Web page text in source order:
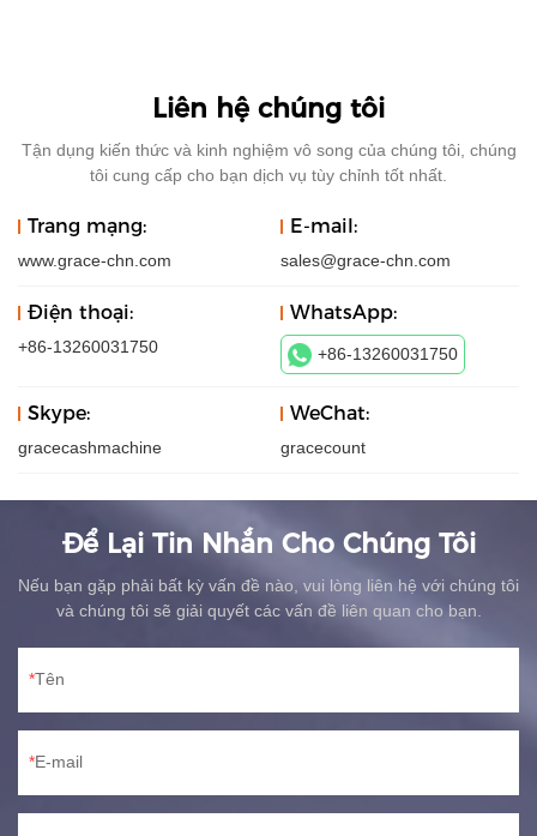
Liên hệ chúng tôi
Tận dụng kiến ​​thức và kinh nghiệm vô song của chúng tôi, chúng
tôi cung cấp cho bạn dịch vụ tùy chỉnh tốt nhất.
Trang mạng:
www.grace-chn.com
E-mail:
sales@grace-chn.com
Điện thoại:
+86-13260031750
WhatsApp:
+86-13260031750
Skype:
gracecashmachine
WeChat:
gracecount
Để Lại Tin Nhắn Cho Chúng Tôi
Nếu bạn gặp phải bất kỳ vấn đề nào, vui lòng liên hệ với chúng tôi
và chúng tôi sẽ giải quyết các vấn đề liên quan cho bạn.
Tên
E-mail